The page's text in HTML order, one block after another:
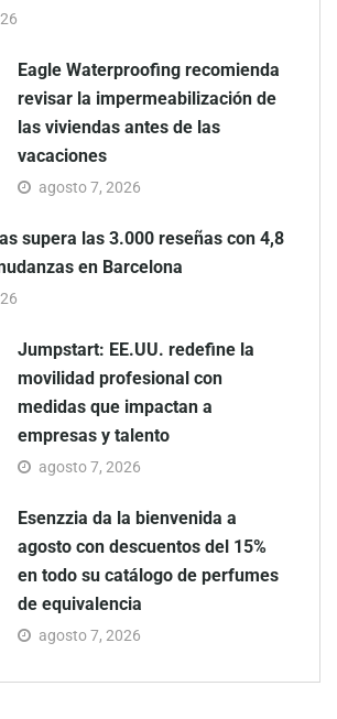
Eagle Waterproofing recomienda
revisar la impermeabilización de
las viviendas antes de las
vacaciones
agosto 7, 2026
supera las 3.000 reseñas con 4,8
en Barcelona
Jumpstart: EE.UU. redefine la
movilidad profesional con
medidas que impactan a
empresas y talento
agosto 7, 2026
Esenzzia da la bienvenida a
agosto con descuentos del 15%
en todo su catálogo de perfumes
de equivalencia
agosto 7, 2026